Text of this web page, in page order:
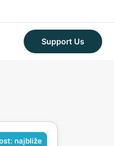
Support Us
najbliže